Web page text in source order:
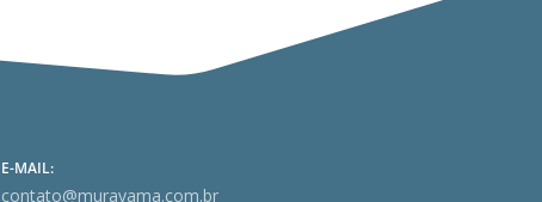
E-MAIL:
contato@murayama.com.br